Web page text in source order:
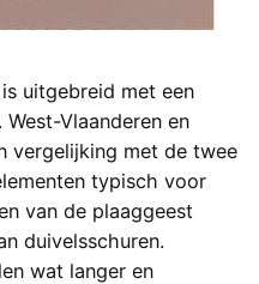
uitgebreid met een
Vlaanderen en
vergelijking met de twee
typisch voor
van de plaaggeest
duivelsschuren.
wat langer en